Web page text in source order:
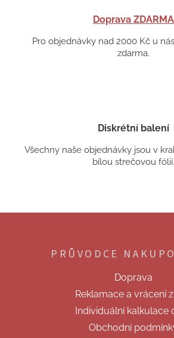
Doprava ZDARMA
Pro objednávky nad 2000 Kč u
zdarma.
Diskrétní balení
Všechny naše objednávky jsou v
bílou strečovou fólií.
PRŮVODCE
Doprava
Reklamace a vrácení
Individuální kalkulace
Obchodní